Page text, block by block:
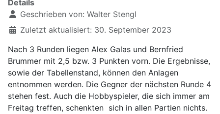
Details
Geschrieben von: Walter Stengl
Zuletzt aktualisiert: 30. September 2023
Nach 3 Runden liegen Alex Galas und Bernfried
Brummer mit 2,5 bzw. 3 Punkten vorn. Die Ergebnisse,
sowie der Tabellenstand, können den Anlagen
entnommen werden. Die Gegner der nächsten Runde 4
stehen fest. Auch die Hobbyspieler, die sich immer am
Freitag treffen, schenkten sich in allen Partien nichts.